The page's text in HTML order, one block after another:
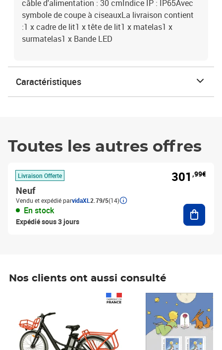
câble d'alimentation : 30 cmIndice IP : IP65Avec
symbole de coupe à ciseauxLa livraison contient
:1 x cadre de lit1 x tête de lit1 x matelas1 x
surmatelas1 x Bande LED
Caractéristiques
Toutes les autres offres
Livraison Offerte
Neuf
Vendu et expédié parvidaXL 2.79/5(14)
En stock
Expédié sous 3 jours
301 ,99€
Nos clients ont aussi consulté
Prix 7,50€